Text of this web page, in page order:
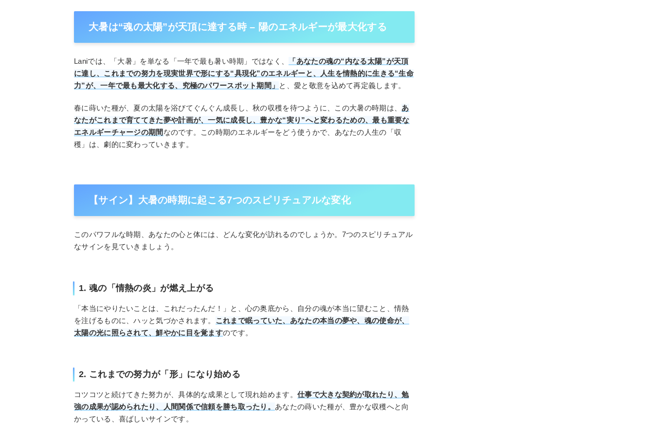
大暑は“魂の太陽”が天頂に達する時 – 陽のエネルギーが最大化する
Laniでは、「大暑」を単なる「一年で最も暑い時期」ではなく、
「あなたの魂の“内なる太陽”が天頂
に達し、これまでの努力を現実世界で形にする“具現化”のエネルギーと、人生を情熱的に生きる“生命
力”が、一年で最も最大化する、究極のパワースポット期間」 と、愛と敬意を込めて再定義します。
春に蒔いた種が、夏の太陽を浴びてぐんぐん成長し、秋の収穫を待つように、この大暑の時期は、 あ
なたがこれまで育ててきた夢や計画が、一気に成長し、豊かな“実り”へと変わるための、最も重要な
エネルギーチャージの期間 なのです。この時期のエネルギーをどう使うかで、あなたの人生の「収
穫」は、劇的に変わっていきます。
【サイン】大暑の時期に起こる7つのスピリチュアルな変化
このパワフルな時期、あなたの心と体には、どんな変化が訪れるのでしょうか。7つのスピリチュアル
なサインを見ていきましょう。
1. 魂の「情熱の炎」が燃え上がる
「本当にやりたいことは、これだったんだ！」と、心の奥底から、自分の魂が本当に望むこと、情熱
を注げるものに、ハッと気づかされます。 これまで眠っていた、あなたの本当の夢や、魂の使命が、
太陽の光に照らされて、鮮やかに目を覚ますのです。
2. これまでの努力が「形」になり始める
コツコツと続けてきた努力が、具体的な成果として現れ始めます。 仕事で大きな契約が取れたり、勉
強の成果が認められたり、人間関係で信頼を勝ち取ったり。 あなたの蒔いた種が、豊かな収穫へと向
かっている、喜ばしいサインです。